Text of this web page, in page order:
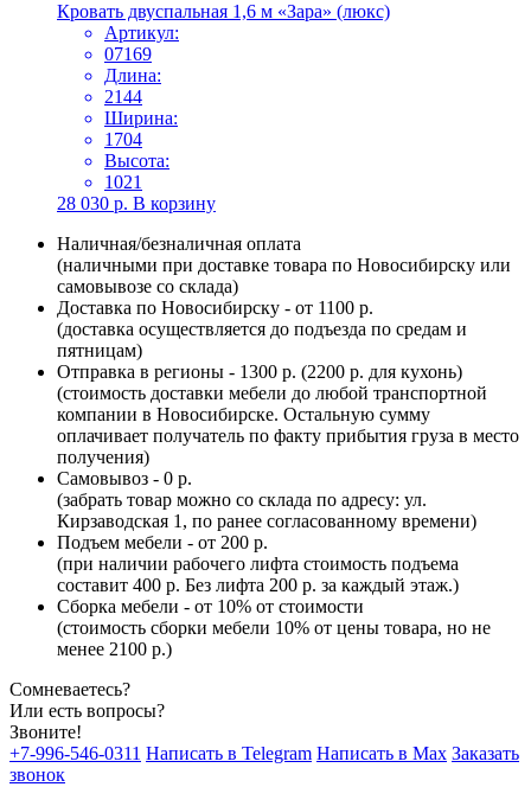
Кровать двуспальная 1,6 м «Зара» (люкс)
Артикул:
07169
Длина:
2144
Ширина:
1704
Высота:
1021
28 030 р. В корзину
Наличная/безналичная оплата
(наличными при доставке товара по Новосибирску или
самовывозе со склада)
Доставка по Новосибирску - от 1100 р.
(доставка осуществляется до подъезда по средам и
пятницам)
Отправка в регионы - 1300 р. (2200 р. для кухонь)
(стоимость доставки мебели до любой транспортной
компании в Новосибирске. Остальную сумму
оплачивает получатель по факту прибытия груза в место
получения)
Самовывоз - 0 р.
(забрать товар можно со склада по адресу: ул.
Кирзаводская 1, по ранее согласованному времени)
Подъем мебели - от 200 р.
(при наличии рабочего лифта стоимость подъема
составит 400 р. Без лифта 200 р. за каждый этаж.)
Сборка мебели - от 10% от стоимости
(стоимость сборки мебели 10% от цены товара, но не
менее 2100 р.)
Сомневаетесь?
Или есть вопросы?
Звоните!
+7-996-546-0311 Написать в Telegram Написать в Max Заказать
звонок